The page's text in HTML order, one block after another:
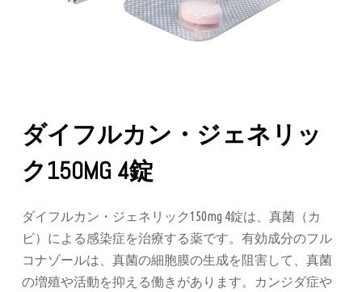
ダイフルカン・ジェネリッ
ク150MG 4錠
ダイフルカン・ジェネリック150mg 4錠は、真菌（カ
ビ）による感染症を治療する薬です。有効成分のフル
コナゾールは、真菌の細胞膜の生成を阻害して、真菌
の増殖や活動を抑える働きがあります。カンジダ症や